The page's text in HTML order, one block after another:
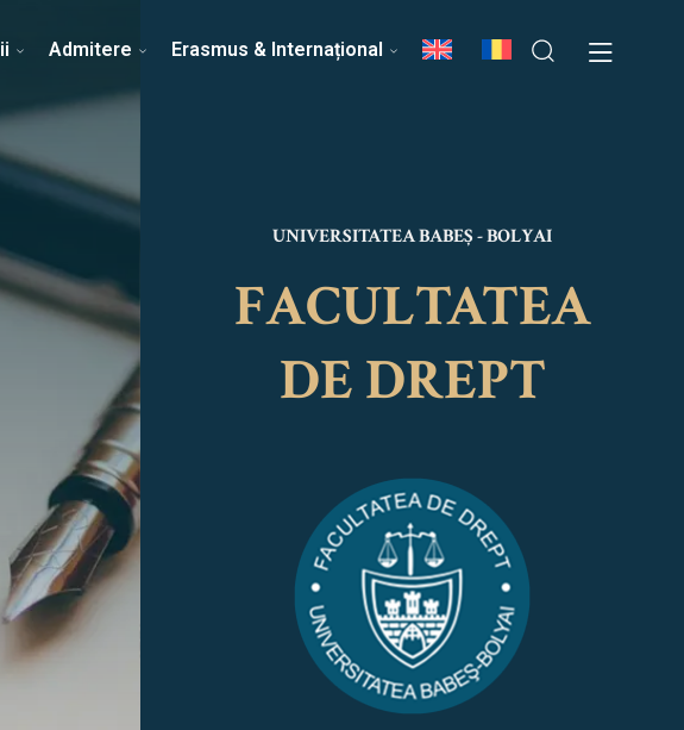
Știri Echipa Facultății
Admitere Erasmus & Internațional
UNIVERSITATEA BABEȘ - BOLYAI
FACULTATEA
DE DREPT